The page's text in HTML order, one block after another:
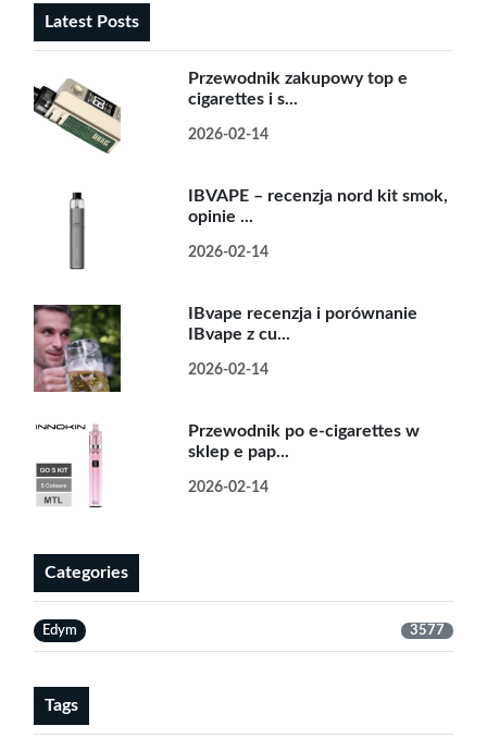
Latest Posts
Przewodnik zakupowy top e
cigarettes i s...
2026-02-14
IBVAPE – recenzja nord kit smok,
opinie ...
2026-02-14
IBvape recenzja i porównanie
IBvape z cu...
2026-02-14
Przewodnik po e-cigarettes w
sklep e pap...
2026-02-14
Categories
Edym 3577
Tags